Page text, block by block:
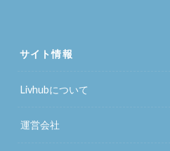
サイト情報
Livhubについて
運営会社